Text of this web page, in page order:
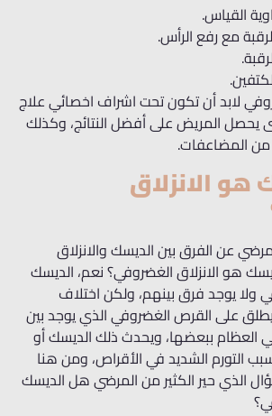
القياس.
مع رفع الرأس.
لابد أن تكون تحت اشراف اخصائي علاج
المريض على أفضل النتائج، وكذلك
المضاعفات.
الانزلاق
عن الفرق بين الديسك والانزلاق
هو الانزلاق الغضروفي؟ نعم، الديسك
ولا يوجد فرق بينهم، ولكن اختلاف
على القرص الغضروفي الذي يوجد بين
العظام ببعضها، ويحدث ذلك الديسك أو
التورم الشديد في الأقراص، ومن هنا
الذي حير الكثير من المرضي هل الديسك